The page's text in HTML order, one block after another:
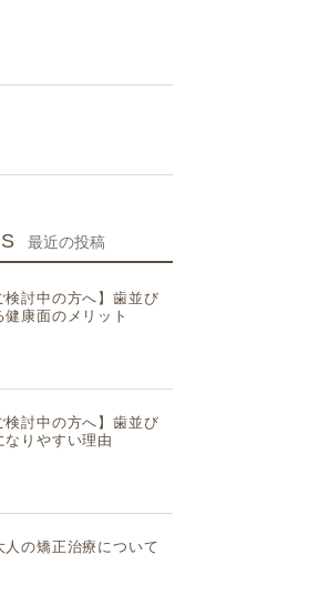
最近の投稿
検討中の方へ】歯並び
康面のメリット
検討中の方へ】歯並び
りやすい理由
の矯正治療について